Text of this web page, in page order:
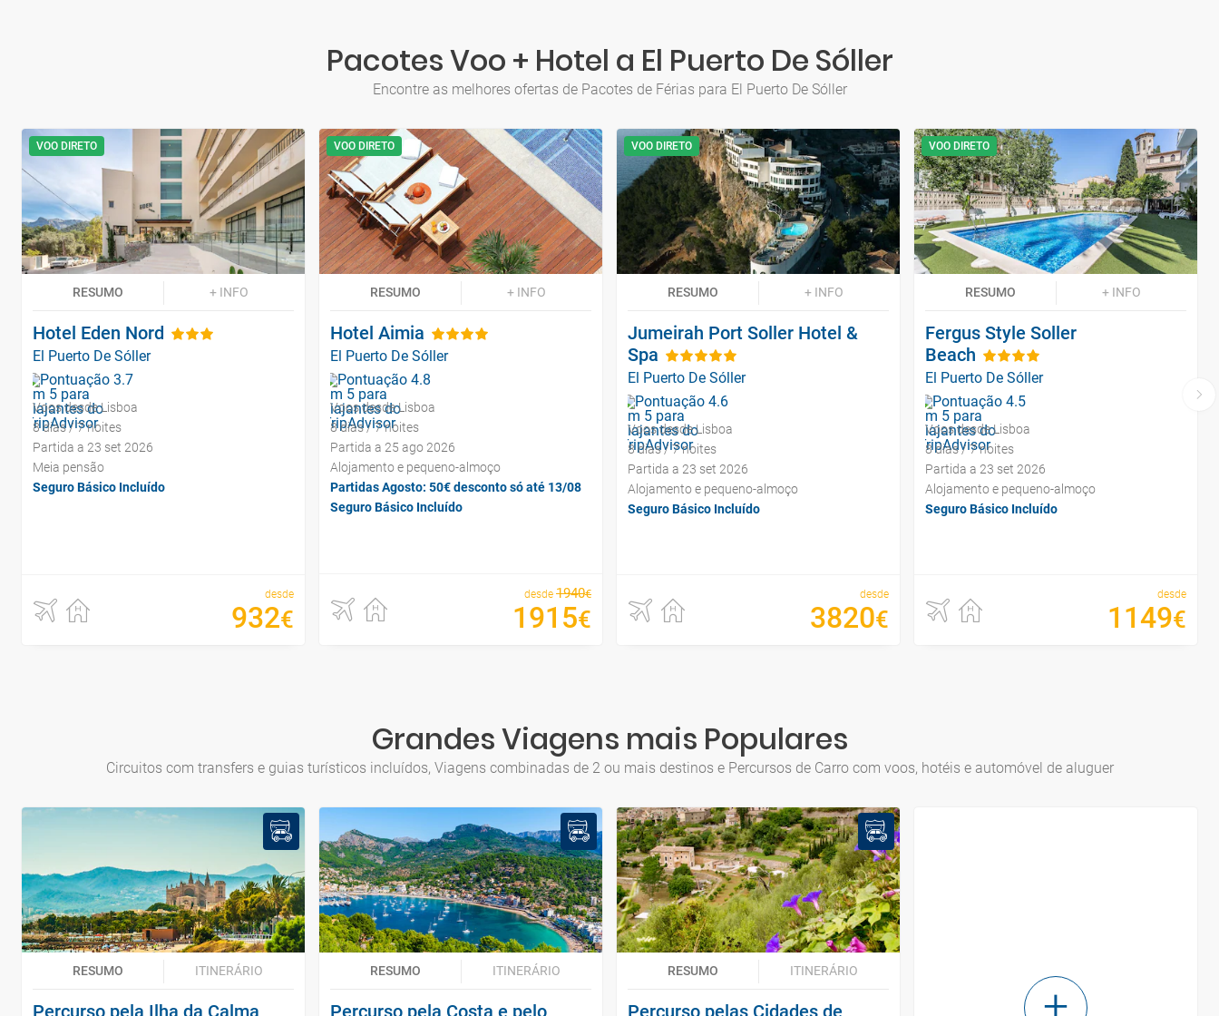
Pacotes Voo + Hotel a El Puerto De Sóller
Encontre as melhores ofertas de Pacotes de Férias para El Puerto De Sóller
VOO DIRETO
RESUMO + INFO
Hotel Eden Nord
El Puerto De Sóller
Voos desde Lisboa
8 dias / 7 noites
Partida a 23 set 2026
Meia pensão
Seguro Básico Incluído
desde
932€
VOO DIRETO
RESUMO + INFO
Hotel Aimia
El Puerto De Sóller
Voos desde Lisboa
8 dias / 7 noites
Partida a 25 ago 2026
Alojamento e pequeno-almoço
Partidas Agosto: 50€ desconto só até 13/08
Seguro Básico Incluído
desde 1940€
1915€
VOO DIRETO
RESUMO + INFO
Jumeirah Port Soller Hotel &
Spa
El Puerto De Sóller
Voos desde Lisboa
8 dias / 7 noites
Partida a 23 set 2026
Alojamento e pequeno-almoço
Seguro Básico Incluído
desde
3820€
VOO DIRETO
RESUMO + INFO
Fergus Style Soller
Beach
El Puerto De Sóller
Voos desde Lisboa
8 dias / 7 noites
Partida a 23 set 2026
Alojamento e pequeno-almoço
Seguro Básico Incluído
desde
1149€
Grandes Viagens mais Populares
Circuitos com transfers e guias turísticos incluídos, Viagens combinadas de 2 ou mais destinos e Percursos de Carro com voos, hotéis e automóvel de aluguer
RESUMO ITINERÁRIO
Percurso pela Ilha da Calma
RESUMO ITINERÁRIO
Percurso pela Costa e pelo
RESUMO ITINERÁRIO
Percurso pelas Cidades de